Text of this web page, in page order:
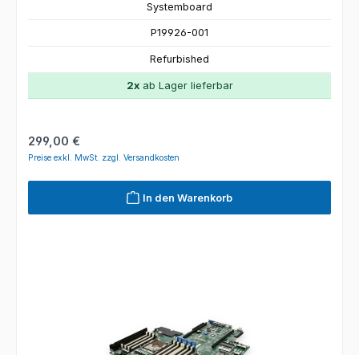
Systemboard
P19926-001
Refurbished
2xab Lager lieferbar
Regulärer Preis:
299,00 €
Preise exkl. MwSt. zzgl. Versandkosten
In den Warenkorb